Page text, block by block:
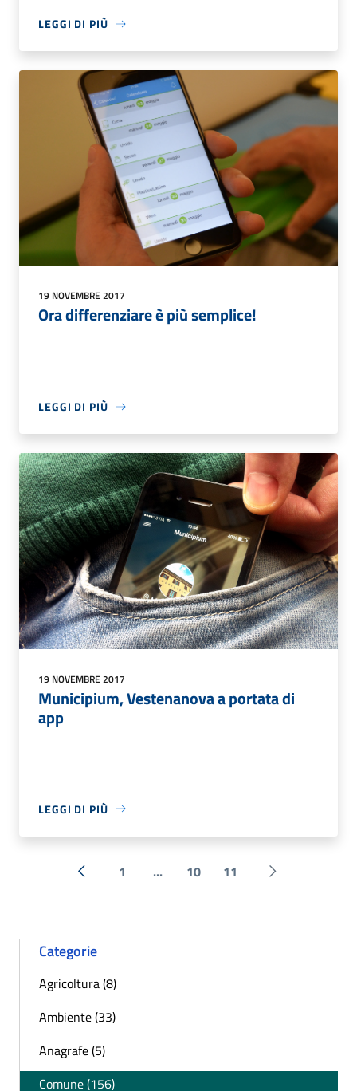
LEGGI DI PIÙ
19 NOVEMBRE 2017
Ora differenziare è più semplice!
LEGGI DI PIÙ
19 NOVEMBRE 2017
Municipium, Vestenanova a portata di
app
LEGGI DI PIÙ
« Precedente
1 ... 10 11 Successiva »
Categorie
Agricoltura (8)
Ambiente (33)
Anagrafe (5)
Comune (156)